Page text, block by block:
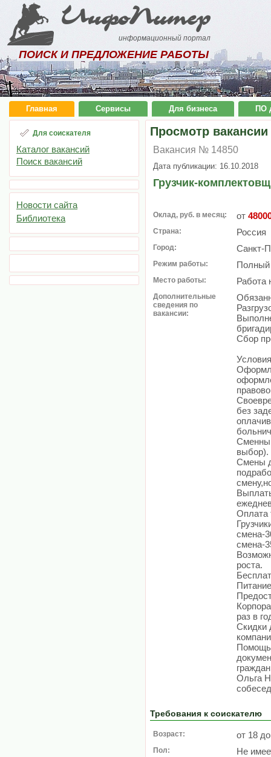
ИнфоПитер
информационный портал
ПОИСК И ПРЕДЛОЖЕНИЕ РАБОТЫ
Главная Сервисы Для бизнеса ПО
Для соискателя
Каталог вакансий
Поиск вакансий
Новости сайта
Библиотека
Просмотр вакансии
Вакансия № 14850
Дата публикации: 16.10.2018
Грузчик-
Оклад, руб. в месяц: от
Страна: Россия
Город: Санкт-
Режим работы: Полный
Место работы: Работа
Дополнительные
сведения по
вакансии:
Сбор
без
выбор).
Смены
Оплата
смена-
смена-
роста.
раз в
Скидки
Ольга
Требования к соискателю
Возраст: от 18
Пол: Не